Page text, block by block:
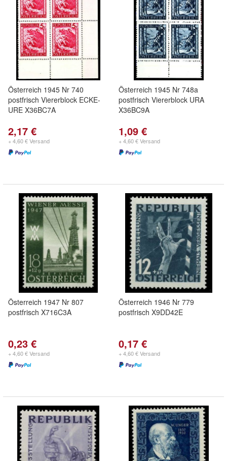
Österreich 1945 Nr 740
postfrisch Viererblock ECKE-
URE X36BC7A
2,17 €
+ 4,60 € Versand
Österreich 1945 Nr 748a
postfrisch Viererblock URA
X36BC9A
1,09 €
+ 4,60 € Versand
Österreich 1947 Nr 807
postfrisch X716C3A
0,23 €
+ 4,60 € Versand
Österreich 1946 Nr 779
postfrisch X9DD42E
0,17 €
+ 4,60 € Versand